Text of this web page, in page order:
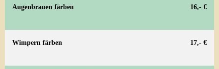
Augenbrauen färben 16,- €
Wimpern färben 17,- €